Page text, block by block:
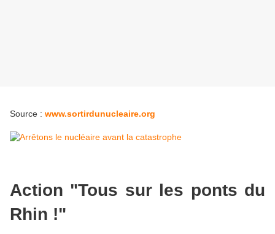
Source : www.sortirdunucleaire.org
Action "Tous sur les ponts du
Rhin !"